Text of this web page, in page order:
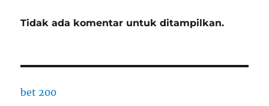
Tidak ada komentar untuk ditampilkan.
bet 200